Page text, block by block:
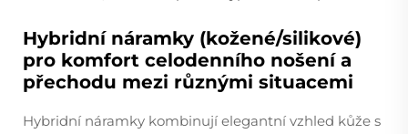
Hybridní náramky (kožené/silikové)
pro komfort celodenního nošení a
přechodu mezi různými situacemi
Hybridní náramky kombinují elegantní vzhled kůže s